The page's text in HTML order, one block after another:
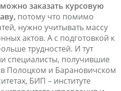
можно заказать курсовую
потому что помимо
нужно учитывать массу
актов. А с подготовкой к
трудностей. И тут
специалисты, получившие
Полоцком и Барановичском
БИП – институте